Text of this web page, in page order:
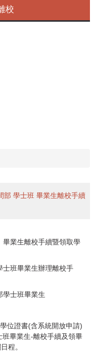
校
部 學士班 畢業生離校手續
畢業生離校手續暨領取學
班畢業生辦理離校手
學士班畢業生
位證書(含系統開放申請)
畢業生-離校手續及領畢
程。